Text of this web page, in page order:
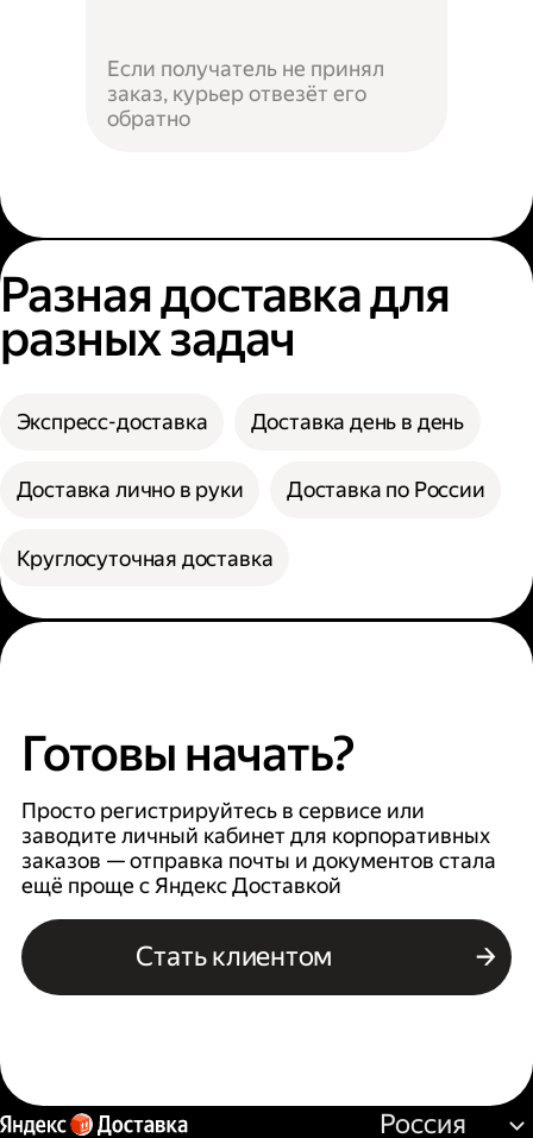
Если получатель не принял
заказ, курьер отвезёт его
обратно
Разная доставка для
разных задач
Экспресс-доставка Доставка день в день
Доставка лично в руки Доставка по России
Круглосуточная доставка
Готовы начать?
Просто регистрируйтесь в сервисе или
заводите личный кабинет для корпоративных
заказов — отправка почты и документов стала
ещё проще с Яндекс Доставкой
Стать клиентом
Россия